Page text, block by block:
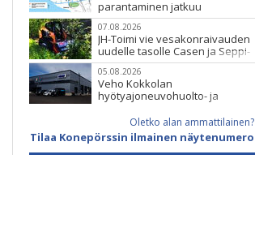
parantaminen jatkuu
07.08.2026
JH-Toimi vie vesakonraivauden
uudelle tasolle Casen ja Seppi-
murskaimen avulla
05.08.2026
Veho Kokkolan
hyötyajoneuvohuolto- ja
lokakuussaOletko alan ammattilainen?
Tilaa Konepörssin ilmainen näytenumero